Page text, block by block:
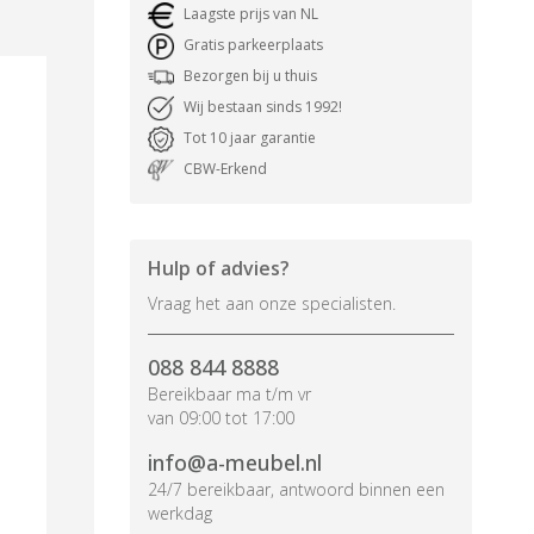
Laagste prijs van NL
Gratis parkeerplaats
Bezorgen bij u thuis
Wij bestaan sinds 1992!
Tot 10 jaar garantie
CBW-Erkend
Hulp of advies?
Vraag het aan onze specialisten.
088 844 8888
Bereikbaar ma t/m vr
van 09:00 tot 17:00
info@a-meubel.nl
24/7 bereikbaar, antwoord binnen een
werkdag